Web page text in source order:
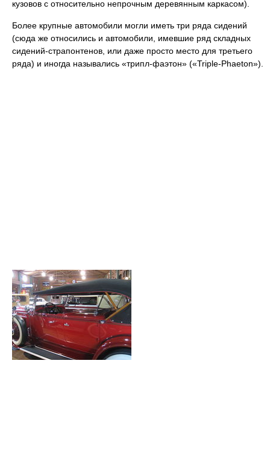
кузовов с относительно непрочным деревянным каркасом).
Более крупные автомобили могли иметь три ряда сидений
(сюда же относились и автомобили, имевшие ряд складных
сидений-страпонтенов, или даже просто место для третьего
ряда) и иногда назывались «трипл-фаэтон» («Triple-Phaeton»).